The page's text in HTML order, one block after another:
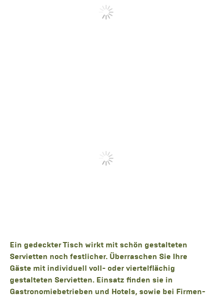
Ein gedeckter Tisch wirkt mit schön gestalteten
Servietten noch festlicher. Überraschen Sie Ihre
Gäste mit individuell voll- oder viertelflächig
gestalteten Servietten. Einsatz finden sie in
Gastronomiebetrieben und Hotels, sowie bei Firmen-